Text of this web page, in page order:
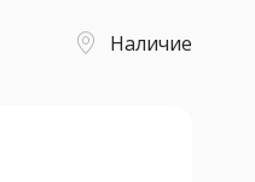
Наличие